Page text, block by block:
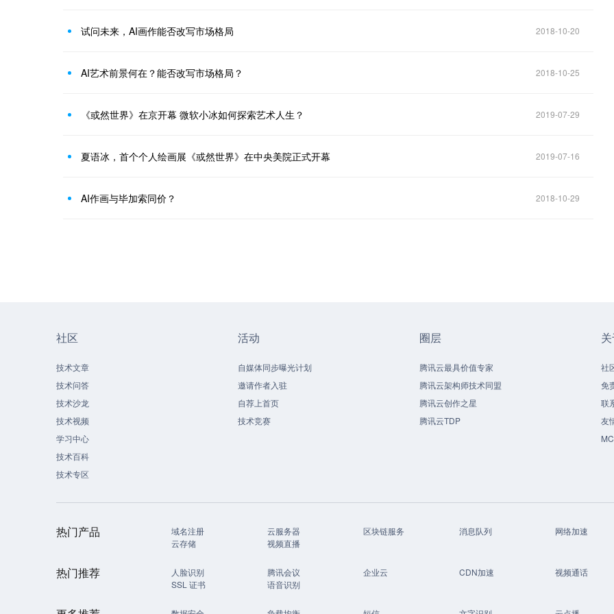
试问未来，AI画作能否改写市场格局 2018-10-20
AI艺术前景何在？能否改写市场格局？ 2018-10-25
《或然世界》在京开幕 微软小冰如何探索艺术人生？ 2019-07-29
夏语冰，首个个人绘画展《或然世界》在中央美院正式开幕 2019-07-16
AI作画与毕加索同价？ 2018-10-29
社区
技术文章
技术问答
技术沙龙
技术视频
学习中心
技术百科
技术专区
活动
自媒体同步曝光计划
邀请作者入驻
自荐上首页
技术竞赛
圈层
腾讯云最具价值专家
腾讯云架构师技术同盟
腾讯云创作之星
腾讯云TDP
社
免
联
友
热门产品 域名注册 云服务器 区块链服务 消息队列
网络加速
云存储
视频直播
热门推荐 人脸识别 腾讯会议 企业云 CDN加速
视频通话
SSL 证书
语音识别